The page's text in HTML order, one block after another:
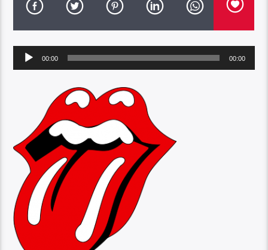
Audio
Player
00:00 00:00